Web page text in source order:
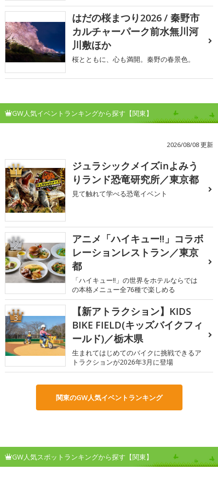
はだの桜まつり2026 / 秦野市
カルチャーパーク前水無川河
川敷ほか
桜とともに、心も満開。秦野の春景色。
GW人気イベントランキングから探す【関東】
2026/08/08 更新
1
ジュラシックメイズinよみう
りランド恐竜研究所／東京都
見て触れて学べる恐竜イベント
2
アニメ「ハイキュー!!」コラボ
レーションレストラン／東京
都
「ハイキュー!!」の世界をホテルならでは
の本格メニュー全76種で楽しめる
3
【新アトラクション】KIDS
BIKE FIELD(キッズバイクフィ
ールド)／栃木県
生まれてはじめてのバイクに挑戦できるア
トラクションが2026年3月に登場
関東のGW人気イベントランキング
GW人気スポットランキングから探す【関東】